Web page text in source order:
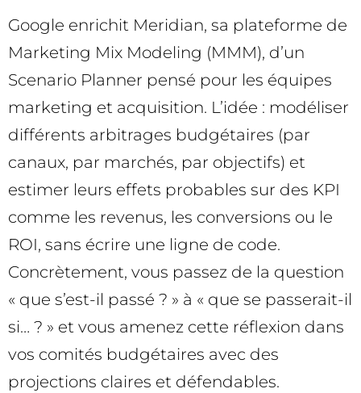
Google enrichit Meridian, sa plateforme de
Marketing Mix Modeling (MMM), d’un
Scenario Planner pensé pour les équipes
marketing et acquisition. L’idée : modéliser
différents arbitrages budgétaires (par
canaux, par marchés, par objectifs) et
estimer leurs effets probables sur des KPI
comme les revenus, les conversions ou le
ROI, sans écrire une ligne de code.
Concrètement, vous passez de la question
« que s’est-il passé ? » à « que se passerait-il
si… ? » et vous amenez cette réflexion dans
vos comités budgétaires avec des
projections claires et défendables.